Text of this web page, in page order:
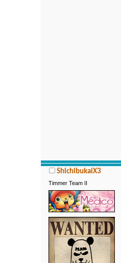
ShichibukaiX3
Timmer Team II